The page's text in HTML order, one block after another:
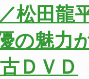
／松田龍
の魅力
ＤＶＤ